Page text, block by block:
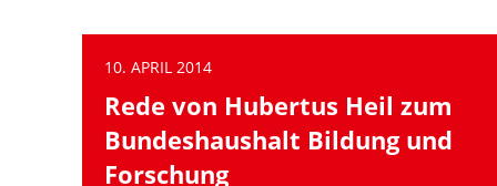
10. APRIL 2014
Rede von Hubertus Heil zum
Bundeshaushalt Bildung und
Forschung